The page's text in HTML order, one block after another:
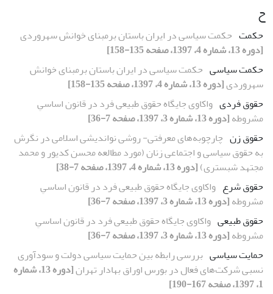
ح
حکمت حکمت سیاسی در ایران باستان برمبنای خوانش سهروردی
[دوره 13، شماره 4، 1397، صفحه 135-158]
حکمت سیاسی حکمت سیاسی در ایران باستان برمبنای خوانش
سهروردی[دوره 13، شماره 4، 1397، صفحه 135-158]
حقوق فردی واکاوی جایگاه حقوق طبیعی فرد در قانون اساسیِ
مشروطه[دوره 13، شماره 3، 1397، صفحه 7-36]
حقوق زن چارچوبه‌های معرفتی- روشی نواندیشی اسلامی در نگرش
به حقوق سیاسی و اجتماعی زنان (مورد مطالعه محسن کدیور و محمد
مجتهد شبستری)[دوره 13، شماره 4، 1397، صفحه 7-38]
حقوق شرع واکاوی جایگاه حقوق طبیعی فرد در قانون اساسیِ
مشروطه[دوره 13، شماره 3، 1397، صفحه 7-36]
حقوق طبیعی واکاوی جایگاه حقوق طبیعی فرد در قانون اساسیِ
مشروطه[دوره 13، شماره 3، 1397، صفحه 7-36]
حمایت سیاسی بررسی رابطه بین حمایت سیاسی دولت و سودآوری
نسبی شرکت‌های فعال در بورس اوراق بهادار تهران
[دوره 13، شماره
1، 1397، صفحه 167-190]